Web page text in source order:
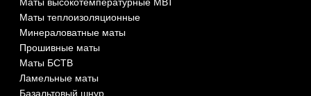
Маты теплоизоляционные
Минераловатные маты
Прошивные маты
Маты БСТВ
Ламельные маты
Базальтовый шнур